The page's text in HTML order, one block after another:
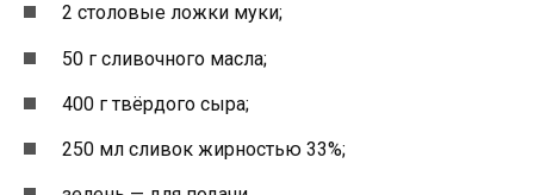
2 столовые ложки муки;
50 г сливочного масла;
400 г твёрдого сыра;
250 мл сливок жирностью 33%;